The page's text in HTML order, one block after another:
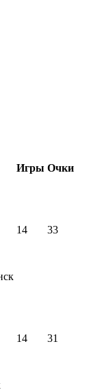
Игры Очки
14 33
14 31